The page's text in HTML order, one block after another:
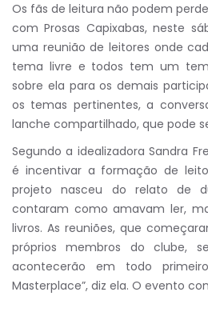
Os fãs de leitura não podem
com Prosas Capixabas, neste
uma reunião de leitores onde
tema livre e todos tem um
sobre ela para os demais
os temas pertinentes, a
lanche compartilhado, que pode
Segundo a idealizadora Sandra
é incentivar a formação de
projeto nasceu do relato de
contaram como amavam ler,
livros. As reuniões, que
próprios membros do clube,
acontecerão em todo
Masterplace”, diz ela. O evento